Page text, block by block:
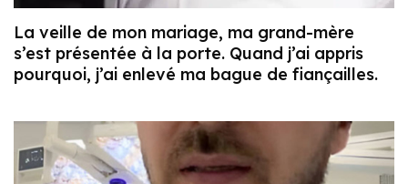
La veille de mon mariage, ma grand-mère
s’est présentée à la porte. Quand j’ai appris
pourquoi, j’ai enlevé ma bague de fiançailles.